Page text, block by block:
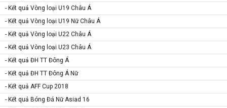
- Kết quả Vòng loại U19 Châu Á
- Kết quả Vòng loại U19 Nữ Châu Á
- Kết quả Vòng loại U22 Châu Á
- Kết quả Vòng loại U23 Châu Á
- Kết quả ĐH TT Đông Á
- Kết quả ĐH TT Đông Á Nữ
- Kết quả AFF Cup 2018
- Kết quả Bóng Đá Nữ Asiad 16